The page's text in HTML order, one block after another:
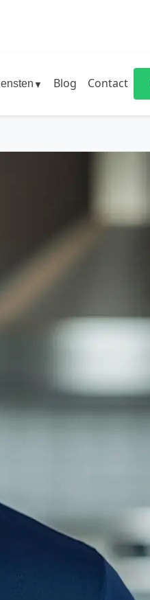
▼ Blog Contact